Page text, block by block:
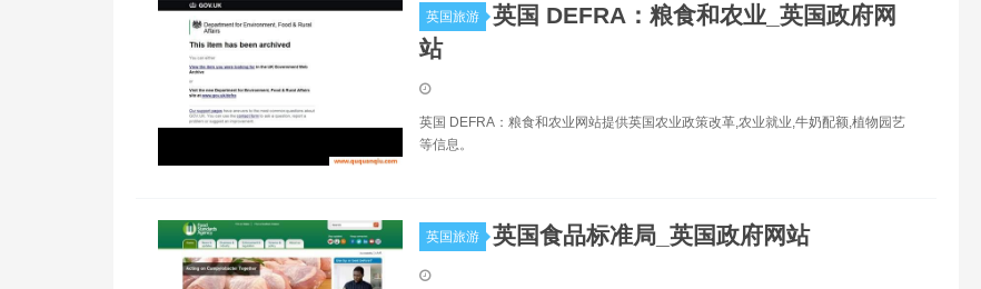
英国旅游
英国 DEFRA：粮食和农业_英国政府网
站
英国 DEFRA：粮食和农业网站提供英国农业政策改革,农业就业,牛奶配额,植物园艺
等信息。
英国旅游 英国食品标准局_英国政府网站